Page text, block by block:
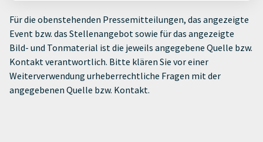
Für die obenstehenden Pressemitteilungen, das angezeigte
Event bzw. das Stellenangebot sowie für das angezeigte
Bild- und Tonmaterial ist die jeweils angegebene Quelle bzw.
Kontakt verantwortlich. Bitte klären Sie vor einer
Weiterverwendung urheberrechtliche Fragen mit der
angegebenen Quelle bzw. Kontakt.